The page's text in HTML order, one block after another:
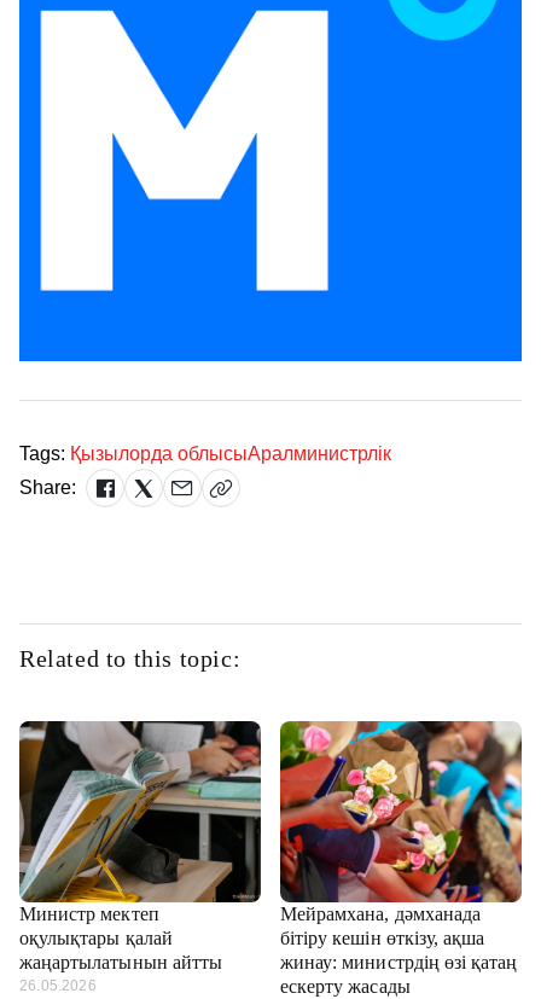
Tags: Қызылорда облысыАралминистрлік
Share:
Related to this topic:
Министр мектеп
оқулықтары қалай
жаңартылатынын айтты
26.05.2026
Мейрамхана, дәмханада
бітіру кешін өткізу, ақша
жинау: министрдің өзі қатаң
ескерту жасады